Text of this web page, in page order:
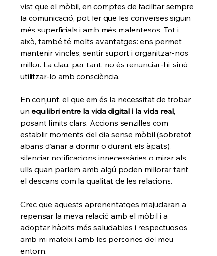
vist que el mòbil, en comptes de facilitar sempre
la comunicació, pot fer que les converses siguin
més superficials i amb més malentesos. Tot i
això, també té molts avantatges: ens permet
mantenir vincles, sentir suport i organitzar-nos
millor. La clau, per tant, no és renunciar-hi, sinó
utilitzar-lo amb consciència.
En conjunt, el que em és la necessitat de trobar
un equilibri entre la vida digital i la vida real,
posant límits clars. Accions senzilles com
establir moments del dia sense mòbil (sobretot
abans d’anar a dormir o durant els àpats),
silenciar notificacions innecessàries o mirar als
ulls quan parlem amb algú poden millorar tant
el descans com la qualitat de les relacions.
Crec que aquests aprenentatges m’ajudaran a
repensar la meva relació amb el mòbil i a
adoptar hàbits més saludables i respectuosos
amb mi mateix i amb les persones del meu
entorn.